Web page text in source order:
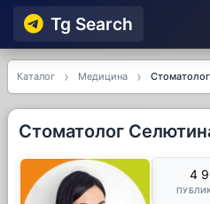
Tg Searсh
Каталог Медицина
Стоматолог
4